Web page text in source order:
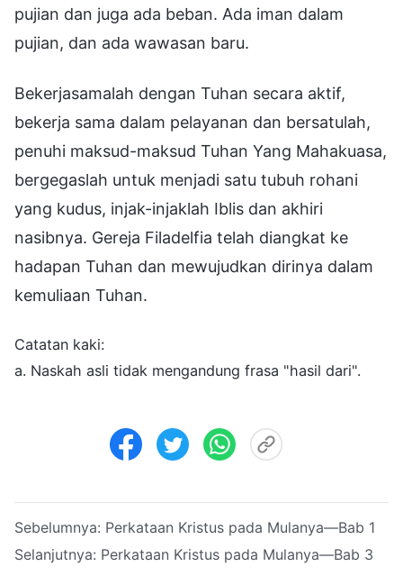
pujian dan juga ada beban. Ada iman dalam
pujian, dan ada wawasan baru.
Bekerjasamalah dengan Tuhan secara aktif,
bekerja sama dalam pelayanan dan bersatulah,
penuhi maksud-maksud Tuhan Yang Mahakuasa,
bergegaslah untuk menjadi satu tubuh rohani
yang kudus, injak-injaklah Iblis dan akhiri
nasibnya. Gereja Filadelfia telah diangkat ke
hadapan Tuhan dan mewujudkan dirinya dalam
kemuliaan Tuhan.
Catatan kaki:
a. Naskah asli tidak mengandung frasa "hasil dari".
Sebelumnya: Perkataan Kristus pada Mulanya—Bab 1
Selanjutnya: Perkataan Kristus pada Mulanya—Bab 3